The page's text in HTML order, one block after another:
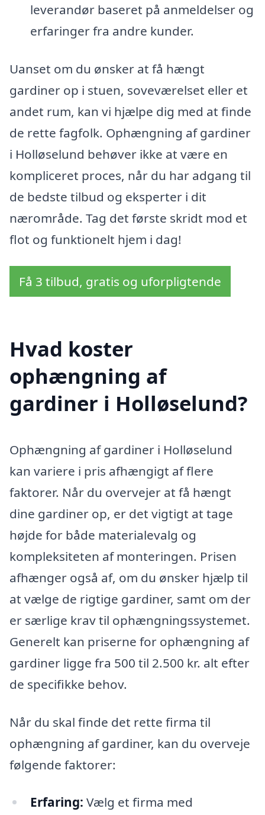
leverandør baseret på anmeldelser og
erfaringer fra andre kunder.
Uanset om du ønsker at få hængt
gardiner op i stuen, soveværelset eller et
andet rum, kan vi hjælpe dig med at finde
de rette fagfolk. Ophængning af gardiner
i Holløselund behøver ikke at være en
kompliceret proces, når du har adgang til
de bedste tilbud og eksperter i dit
nærområde. Tag det første skridt mod et
flot og funktionelt hjem i dag!
Få 3 tilbud, gratis og uforpligtende
Hvad koster
ophængning af
gardiner i Holløselund?
Ophængning af gardiner i Holløselund
kan variere i pris afhængigt af flere
faktorer. Når du overvejer at få hængt
dine gardiner op, er det vigtigt at tage
højde for både materialevalg og
kompleksiteten af monteringen. Prisen
afhænger også af, om du ønsker hjælp til
at vælge de rigtige gardiner, samt om der
er særlige krav til ophængningssystemet.
Generelt kan priserne for ophængning af
gardiner ligge fra 500 til 2.500 kr. alt efter
de specifikke behov.
Når du skal finde det rette firma til
ophængning af gardiner, kan du overveje
følgende faktorer:
Erfaring: Vælg et firma med